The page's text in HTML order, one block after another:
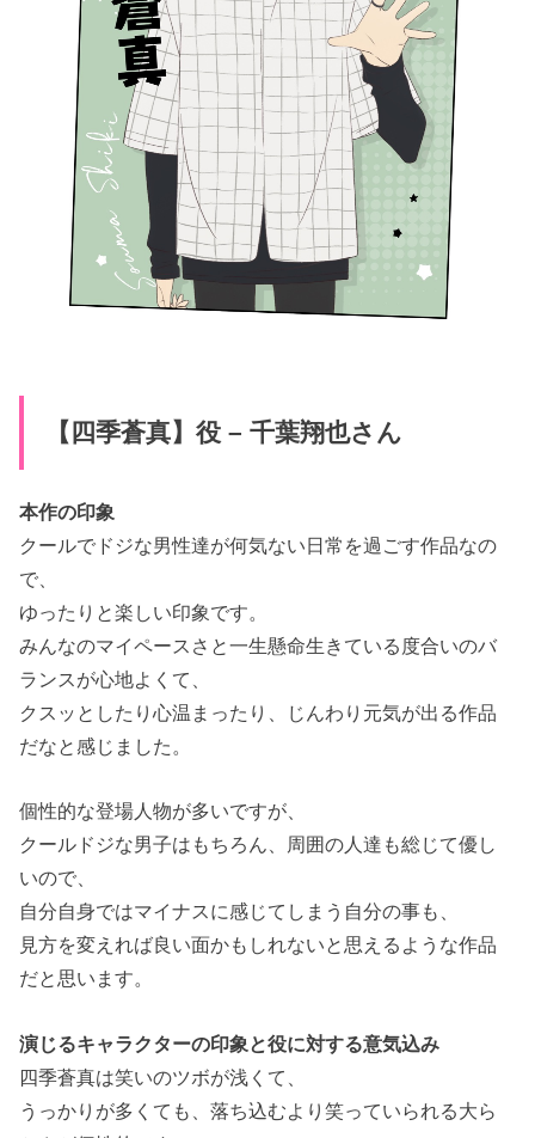
【四季蒼真】役 – 千葉翔也さん
本作の印象
クールでドジな男性達が何気ない日常を過ごす作品なの
で、
ゆったりと楽しい印象です。
みんなのマイペースさと一生懸命生きている度合いのバ
ランスが心地よくて、
クスッとしたり心温まったり、じんわり元気が出る作品
だなと感じました。
個性的な登場人物が多いですが、
クールドジな男子はもちろん、周囲の人達も総じて優し
いので、
自分自身ではマイナスに感じてしまう自分の事も、
見方を変えれば良い面かもしれないと思えるような作品
だと思います。
演じるキャラクターの印象と役に対する意気込み
四季蒼真は笑いのツボが浅くて、
うっかりが多くても、落ち込むより笑っていられる大ら